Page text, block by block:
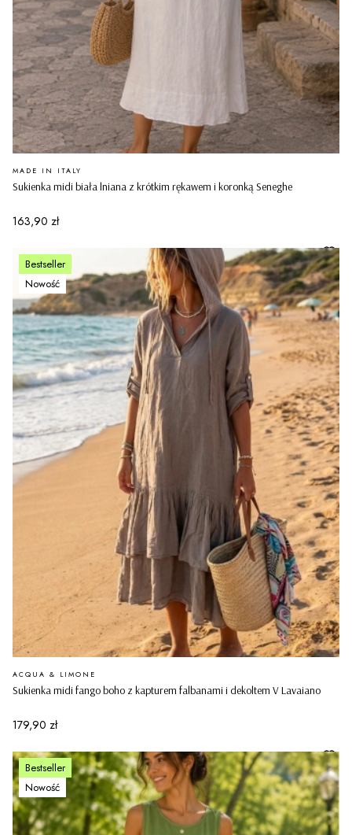
Sukienka midi biała lniana z krótkim rękawem i koronką Seneghe
PRODUCENT
MADE IN ITALY
Cena
163,90 zł
Bestseller
Nowość
Sukienka midi fango boho z kapturem falbanami i dekoltem V Lavaiano
PRODUCENT
ACQUA & LIMONE
Cena
179,90 zł
Bestseller
Nowość